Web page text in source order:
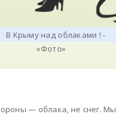
— облака, не снег. Мы